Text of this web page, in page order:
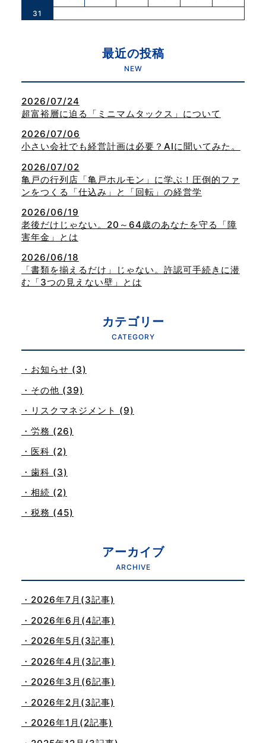
31
最近の投稿
NEW
2026/07/24
超富裕層に迫る「ミニマムタックス」について
2026/07/06
小さい会社でも経営計画は必要？AIに聞いてみた。
2026/07/02
亀戸の行列店「亀戸ホルモン」に学ぶ！圧倒的ファ
ンをつくる「仕込み」と「回転」の経営学
2026/06/19
老後だけじゃない。20～64歳のあなたを守る「障
害年金」とは
2026/06/18
「書類を揃えるだけ」じゃない。許認可手続きに潜
む「3つの見えない壁」とは
カテゴリー
CATEGORY
・お知らせ (3)
・その他 (39)
・リスクマネジメント (9)
・労務 (26)
・医科 (2)
・歯科 (3)
・相続 (2)
・税務 (45)
アーカイブ
ARCHIVE
・2026年7月(3記事)
・2026年6月(4記事)
・2026年5月(3記事)
・2026年4月(3記事)
・2026年3月(6記事)
・2026年2月(3記事)
・2026年1月(2記事)